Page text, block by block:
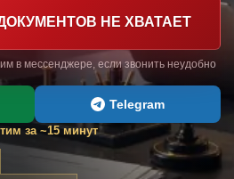
НЕ ХВАТАЕТ
в мессенджере, если звонить неудобно
Telegram
за ~15 минут